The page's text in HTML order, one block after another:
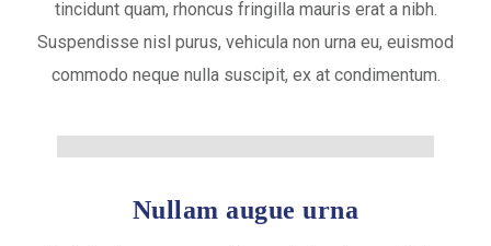
tincidunt quam, rhoncus fringilla mauris erat a nibh.
Suspendisse nisl purus, vehicula non urna eu, euismod
commodo neque nulla suscipit, ex at condimentum.
Nullam augue urna